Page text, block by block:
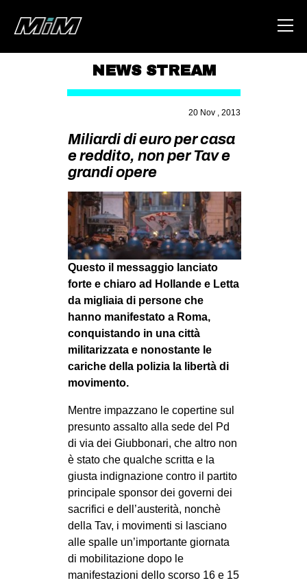
AREA
DEGENERAZIONE
GAZA FREESTYLE
CSOA LAMBRETTA
MSM
STUDENTI TSUNAMI
ZAM
MILANO
MOBILITAZIONI
SPAZI
SPORT POPOLARE
MOVIMENTI
AMBIENTE
ANTIFASCISMO
DIRITTO ALL’ABITARE
GENERI
MIGRAZIONI
PRECARIATO
REPRESSIONE
NEWS STREAM
20 Nov , 2013
Miliardi di euro per casa
e reddito, non per Tav e
grandi opere
Questo il messaggio lanciato
forte e chiaro ad Hollande e Letta
da migliaia di persone che
hanno manifestato a Roma,
conquistando in una città
militarizzata e nonostante le
cariche della polizia la libertà di
movimento.
Mentre impazzano le copertine sul
presunto assalto alla sede del Pd
di via dei Giubbonari, che altro non
è stato che qualche scritta e la
giusta indignazione contro il partito
principale sponsor dei governi dei
sacrifici e dell’austerità, nonchè
della Tav, i movimenti si lasciano
alle spalle un’importante giornata
di mobilitazione dopo le
manifestazioni dello scorso 16 e 15